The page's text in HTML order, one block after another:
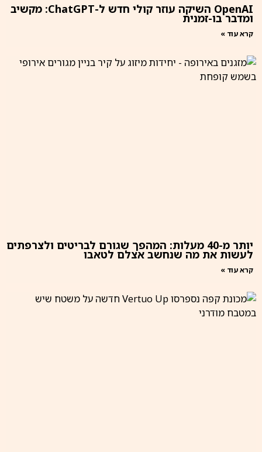
OpenAI השיקה עוזר קולי חדש ל-ChatGPT: מקשיב
ומדבר בו-זמנית
קרא עוד »
יותר מ-40 מעלות: המהפך שגורם לבריטים ולצרפתים
לעשות את מה שנחשב אצלם לטאבו
קרא עוד »